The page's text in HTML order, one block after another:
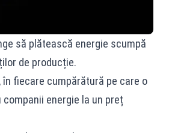
să plătească energie scumpă
de producție.
fiecare cumpărătură pe care o
energie la un preț